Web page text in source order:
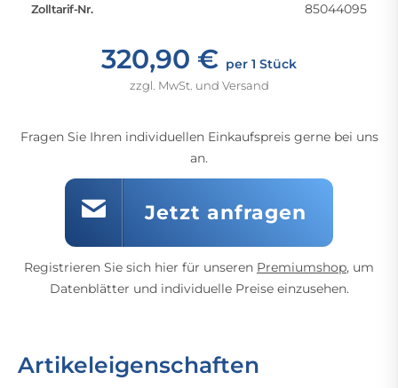
Zolltarif-Nr. 85044095
320,90 € per 1 Stück
zzgl. MwSt. und Versand
Fragen Sie Ihren individuellen Einkaufspreis gerne bei uns
an.
Jetzt anfragen
Registrieren Sie sich hier für unseren Premiumshop, um
Datenblätter und individuelle Preise einzusehen.
Artikeleigenschaften